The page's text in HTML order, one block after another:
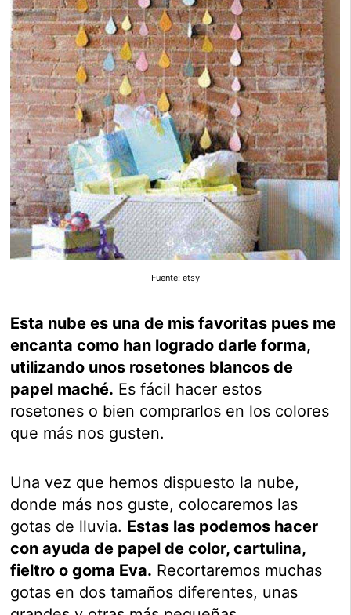
Fuente: etsy
Esta nube es una de mis favoritas pues me
encanta como han logrado darle forma,
utilizando unos rosetones blancos de
papel maché. Es fácil hacer estos
rosetones o bien comprarlos en los colores
que más nos gusten.
Una vez que hemos dispuesto la nube,
donde más nos guste, colocaremos las
gotas de lluvia. Estas las podemos hacer
con ayuda de papel de color, cartulina,
fieltro o goma Eva. Recortaremos muchas
gotas en dos tamaños diferentes, unas